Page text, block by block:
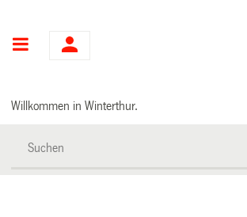
Hauptnavigation
Willkommen in Winterthur.